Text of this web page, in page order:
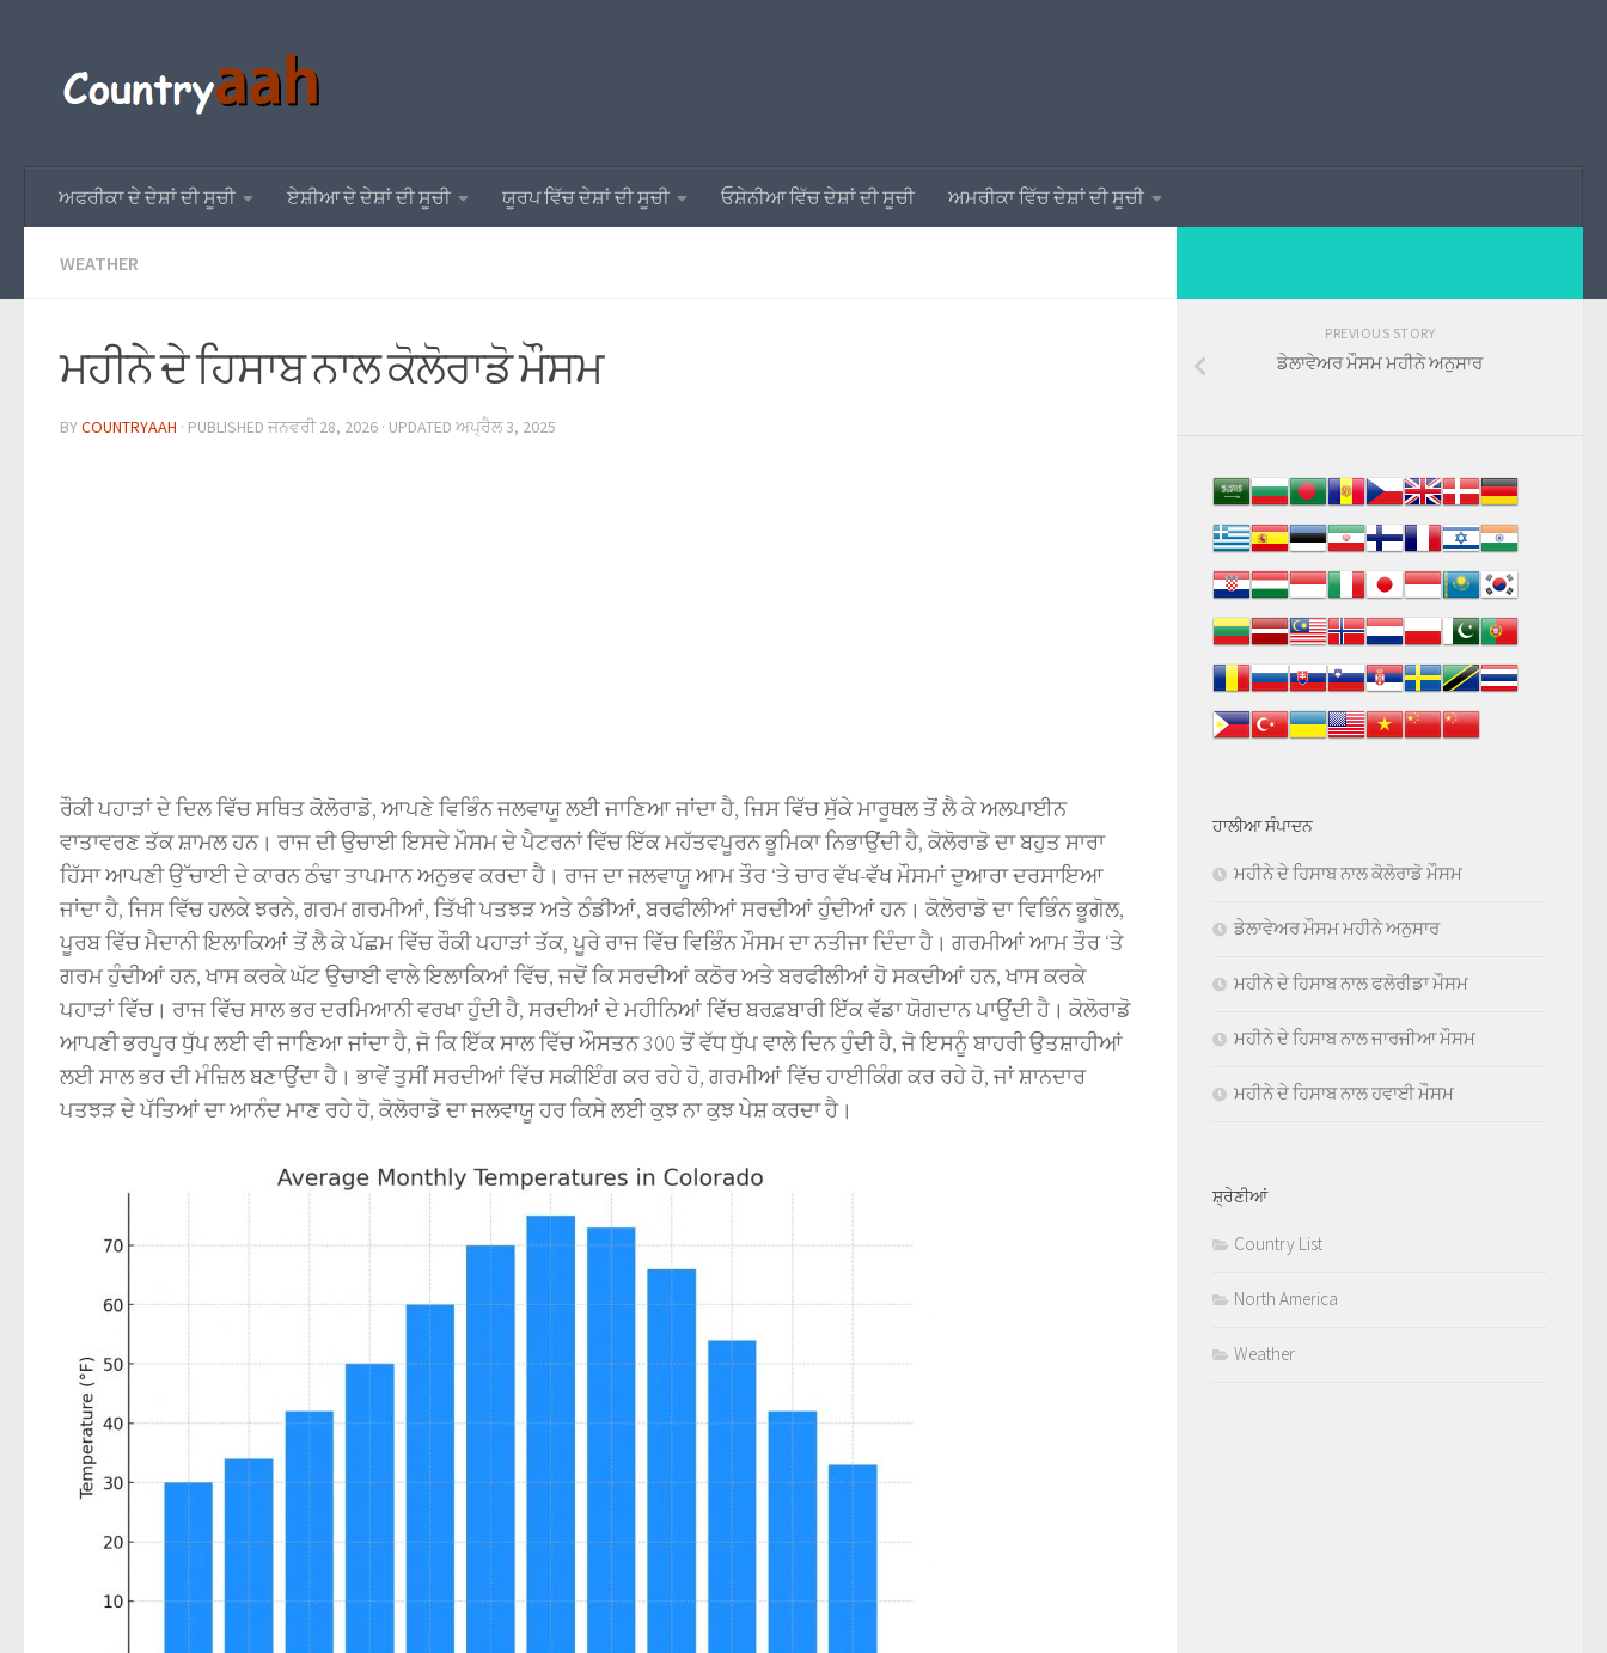
ਅਫਰੀਕਾ ਦੇ ਦੇਸ਼ਾਂ ਦੀ ਸੂਚੀ ਏਸ਼ੀਆ ਦੇ ਦੇਸ਼ਾਂ ਦੀ ਸੂਚੀ ਯੂਰਪ ਵਿੱਚ ਦੇਸ਼ਾਂ ਦੀ ਸੂਚੀ ਓਸ਼ੇਨੀਆ ਵਿੱਚ ਦੇਸ਼ਾਂ ਦੀ ਸੂਚੀ ਅਮਰੀਕਾ ਵਿੱਚ ਦੇਸ਼ਾਂ ਦੀ ਸੂਚੀ
WEATHER
ਮਹੀਨੇ ਦੇ ਹਿਸਾਬ ਨਾਲ ਕੋਲੋਰਾਡੋ ਮੌਸਮ
BYCOUNTRYAAH · PUBLISHED ਜਨਵਰੀ 28, 2026 · UPDATED ਅਪ੍ਰੈਲ 3, 2025
ਰੌਕੀ ਪਹਾੜਾਂ ਦੇ ਦਿਲ ਵਿੱਚ ਸਥਿਤ ਕੋਲੋਰਾਡੋ, ਆਪਣੇ ਵਿਭਿੰਨ ਜਲਵਾਯੂ ਲਈ ਜਾਣਿਆ ਜਾਂਦਾ ਹੈ, ਜਿਸ ਵਿੱਚ ਸੁੱਕੇ ਮਾਰੂਥਲ ਤੋਂ ਲੈ ਕੇ ਅਲਪਾਈਨ
ਵਾਤਾਵਰਣ ਤੱਕ ਸ਼ਾਮਲ ਹਨ। ਰਾਜ ਦੀ ਉਚਾਈ ਇਸਦੇ ਮੌਸਮ ਦੇ ਪੈਟਰਨਾਂ ਵਿੱਚ ਇੱਕ ਮਹੱਤਵਪੂਰਨ ਭੂਮਿਕਾ ਨਿਭਾਉਂਦੀ ਹੈ, ਕੋਲੋਰਾਡੋ ਦਾ ਬਹੁਤ ਸਾਰਾ
ਹਿੱਸਾ ਆਪਣੀ ਉੱਚਾਈ ਦੇ ਕਾਰਨ ਠੰਢਾ ਤਾਪਮਾਨ ਅਨੁਭਵ ਕਰਦਾ ਹੈ। ਰਾਜ ਦਾ ਜਲਵਾਯੂ ਆਮ ਤੌਰ ‘ਤੇ ਚਾਰ ਵੱਖ-ਵੱਖ ਮੌਸਮਾਂ ਦੁਆਰਾ ਦਰਸਾਇਆ
ਜਾਂਦਾ ਹੈ, ਜਿਸ ਵਿੱਚ ਹਲਕੇ ਝਰਨੇ, ਗਰਮ ਗਰਮੀਆਂ, ਤਿੱਖੀ ਪਤਝੜ ਅਤੇ ਠੰਡੀਆਂ, ਬਰਫੀਲੀਆਂ ਸਰਦੀਆਂ ਹੁੰਦੀਆਂ ਹਨ। ਕੋਲੋਰਾਡੋ ਦਾ ਵਿਭਿੰਨ ਭੂਗੋਲ,
ਪੂਰਬ ਵਿੱਚ ਮੈਦਾਨੀ ਇਲਾਕਿਆਂ ਤੋਂ ਲੈ ਕੇ ਪੱਛਮ ਵਿੱਚ ਰੌਕੀ ਪਹਾੜਾਂ ਤੱਕ, ਪੂਰੇ ਰਾਜ ਵਿੱਚ ਵਿਭਿੰਨ ਮੌਸਮ ਦਾ ਨਤੀਜਾ ਦਿੰਦਾ ਹੈ। ਗਰਮੀਆਂ ਆਮ ਤੌਰ ‘ਤੇ
ਗਰਮ ਹੁੰਦੀਆਂ ਹਨ, ਖਾਸ ਕਰਕੇ ਘੱਟ ਉਚਾਈ ਵਾਲੇ ਇਲਾਕਿਆਂ ਵਿੱਚ, ਜਦੋਂ ਕਿ ਸਰਦੀਆਂ ਕਠੋਰ ਅਤੇ ਬਰਫੀਲੀਆਂ ਹੋ ਸਕਦੀਆਂ ਹਨ, ਖਾਸ ਕਰਕੇ
ਪਹਾੜਾਂ ਵਿੱਚ। ਰਾਜ ਵਿੱਚ ਸਾਲ ਭਰ ਦਰਮਿਆਨੀ ਵਰਖਾ ਹੁੰਦੀ ਹੈ, ਸਰਦੀਆਂ ਦੇ ਮਹੀਨਿਆਂ ਵਿੱਚ ਬਰਫ਼ਬਾਰੀ ਇੱਕ ਵੱਡਾ ਯੋਗਦਾਨ ਪਾਉਂਦੀ ਹੈ। ਕੋਲੋਰਾਡੋ
ਆਪਣੀ ਭਰਪੂਰ ਧੁੱਪ ਲਈ ਵੀ ਜਾਣਿਆ ਜਾਂਦਾ ਹੈ, ਜੋ ਕਿ ਇੱਕ ਸਾਲ ਵਿੱਚ ਔਸਤਨ 300 ਤੋਂ ਵੱਧ ਧੁੱਪ ਵਾਲੇ ਦਿਨ ਹੁੰਦੀ ਹੈ, ਜੋ ਇਸਨੂੰ ਬਾਹਰੀ ਉਤਸ਼ਾਹੀਆਂ
ਲਈ ਸਾਲ ਭਰ ਦੀ ਮੰਜ਼ਿਲ ਬਣਾਉਂਦਾ ਹੈ। ਭਾਵੇਂ ਤੁਸੀਂ ਸਰਦੀਆਂ ਵਿੱਚ ਸਕੀਇੰਗ ਕਰ ਰਹੇ ਹੋ, ਗਰਮੀਆਂ ਵਿੱਚ ਹਾਈਕਿੰਗ ਕਰ ਰਹੇ ਹੋ, ਜਾਂ ਸ਼ਾਨਦਾਰ
ਪਤਝੜ ਦੇ ਪੱਤਿਆਂ ਦਾ ਆਨੰਦ ਮਾਣ ਰਹੇ ਹੋ, ਕੋਲੋਰਾਡੋ ਦਾ ਜਲਵਾਯੂ ਹਰ ਕਿਸੇ ਲਈ ਕੁਝ ਨਾ ਕੁਝ ਪੇਸ਼ ਕਰਦਾ ਹੈ।
PREVIOUS STORY
ਡੇਲਾਵੇਅਰ ਮੌਸਮ ਮਹੀਨੇ ਅਨੁਸਾਰ
ਹਾਲੀਆ ਸੰਪਾਦਨ
ਮਹੀਨੇ ਦੇ ਹਿਸਾਬ ਨਾਲ ਕੋਲੋਰਾਡੋ ਮੌਸਮ
ਡੇਲਾਵੇਅਰ ਮੌਸਮ ਮਹੀਨੇ ਅਨੁਸਾਰ
ਮਹੀਨੇ ਦੇ ਹਿਸਾਬ ਨਾਲ ਫਲੋਰੀਡਾ ਮੌਸਮ
ਮਹੀਨੇ ਦੇ ਹਿਸਾਬ ਨਾਲ ਜਾਰਜੀਆ ਮੌਸਮ
ਮਹੀਨੇ ਦੇ ਹਿਸਾਬ ਨਾਲ ਹਵਾਈ ਮੌਸਮ
ਸ਼੍ਰੇਣੀਆਂ
Country List
North America
Weather